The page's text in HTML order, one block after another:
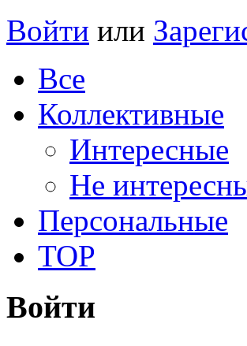
Войти или
Все
Коллективные
Интересные
Не
Персональные
TOP
Войти